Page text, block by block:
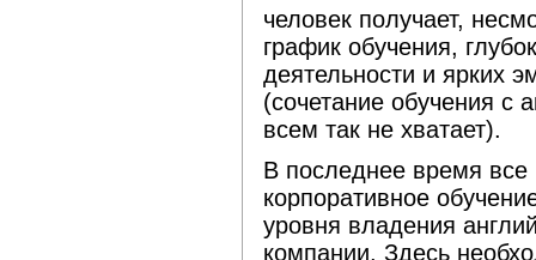
человек получает,
график обучения,
деятельности и ярких
(сочетание обучения с
всем так не хватает).
В последнее время все
корпоративное
уровня владения
компании. Здесь